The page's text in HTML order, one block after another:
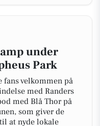
under
Park
fans velkommen på
med Randers
med Blå Thor på
som giver de
at nyde lokale